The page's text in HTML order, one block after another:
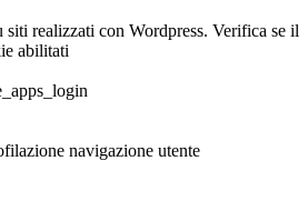
siti realizzati con Wordpress. Verifica se il
abilitati
navigazione utente